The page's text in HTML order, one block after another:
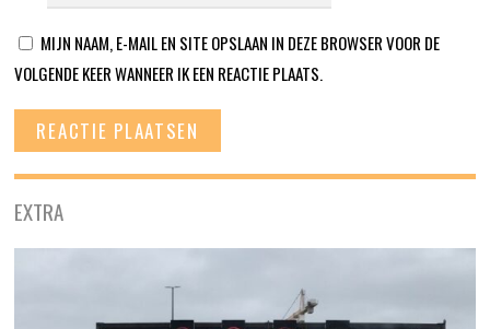
MIJN NAAM, E-MAIL EN SITE OPSLAAN IN DEZE BROWSER VOOR DE
VOLGENDE KEER WANNEER IK EEN REACTIE PLAATS.
EXTRA